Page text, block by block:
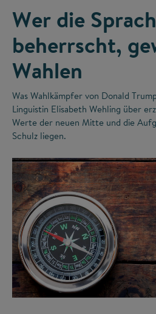
Wer die
beherrscht,
Wahlen
Was Wahlkämpfer von Donald
Linguistin Elisabeth Wehling über
Werte der neuen Mitte und die
Schulz liegen.